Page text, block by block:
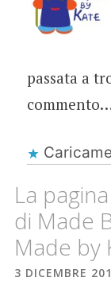
passata a
La
di Made
Made by
3 DICEMBRE